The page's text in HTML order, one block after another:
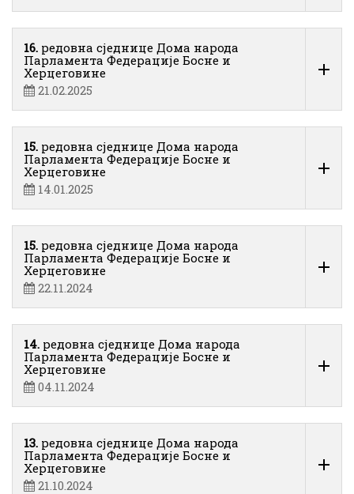
16. редовна сједнице Дома народа
Парламента Федерације Босне и
Херцеговине
21.02.2025
15. редовна сједнице Дома народа
Парламента Федерације Босне и
Херцеговине
14.01.2025
15. редовна сједнице Дома народа
Парламента Федерације Босне и
Херцеговине
22.11.2024
14. редовна сједнице Дома народа
Парламента Федерације Босне и
Херцеговине
04.11.2024
13. редовна сједнице Дома народа
Парламента Федерације Босне и
Херцеговине
21.10.2024